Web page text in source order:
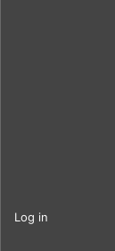
Log in